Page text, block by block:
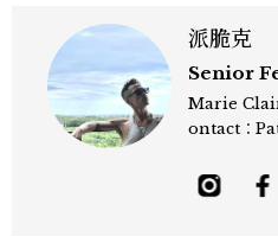
派脆克
Senior
Marie
ontact：
敏銳的觀察
與美感的專